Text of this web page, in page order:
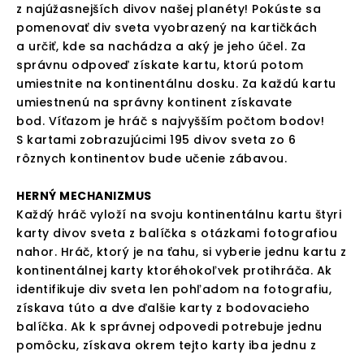
z najúžasnejších divov našej planéty! Pokúste sa
pomenovať div sveta vyobrazený na kartičkách
a určiť, kde sa nachádza a aký je jeho účel. Za
správnu odpoveď získate kartu, ktorú potom
umiestnite na kontinentálnu dosku. Za každú kartu
umiestnenú na správny kontinent získavate
bod. Víťazom je hráč s najvyšším počtom bodov!
S kartami zobrazujúcimi 195 divov sveta zo 6
rôznych kontinentov bude učenie zábavou.
HERNÝ MECHANIZMUS
Každý hráč vyloží na svoju kontinentálnu kartu štyri
karty divov sveta z balíčka s otázkami fotografiou
nahor. Hráč, ktorý je na ťahu, si vyberie jednu kartu z
kontinentálnej karty ktoréhokoľvek protihráča. Ak
identifikuje div sveta len pohľadom na fotografiu,
získava túto a dve ďalšie karty z bodovacieho
balíčka. Ak k správnej odpovedi potrebuje jednu
pomôcku, získava okrem tejto karty iba jednu z